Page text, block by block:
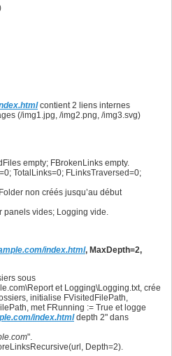
contient 2 liens internes
(/img1.jpg, /img2.png, /img3.svg)
empty; FBrokenLinks empty.
TotalLinks=0; FLinksTraversed=0;
non créés jusqu’au début
panels vides; Logging vide.
index.html, MaxDepth=2,
sous
et Logging\Logging.txt, crée
initialise FVisitedFilePath,
met FRunning := True et logge
index.htmldepth 2" dans
".
Depth=2).